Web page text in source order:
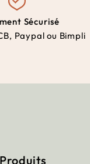
Sécurisé
Paypal ou Bimpli